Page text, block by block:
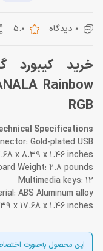
0 دیدگاه 5.0
Rainbow
RGB
Specifications:
Gold-plated USB
x 8.39 x 1.46 inches
Weight: 2.8 pounds
Multimedia keys: 12
ABS Aluminum alloy
x 17.68 x 1.46 inches
این محصول به‌صورت